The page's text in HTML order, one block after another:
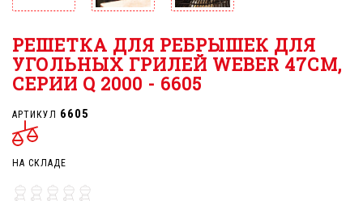
РЕШЕТКА ДЛЯ РЕБРЫШЕК ДЛЯ
УГОЛЬНЫХ ГРИЛЕЙ WEBER 47СМ,
СЕРИИ Q 2000 - 6605
АРТИКУЛ 6605
НА СКЛАДЕ